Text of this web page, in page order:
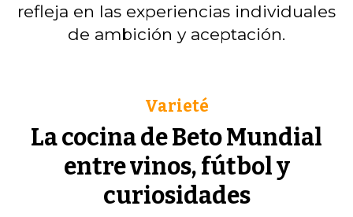
refleja en las experiencias individuales
de ambición y aceptación.
La cocina de Beto Mundial
entre vinos, fútbol y
curiosidades
Varieté